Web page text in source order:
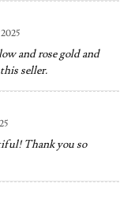
and rose gold and
seller.
Thank you so